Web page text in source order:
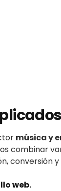
música y
combinar
conversión y
web.